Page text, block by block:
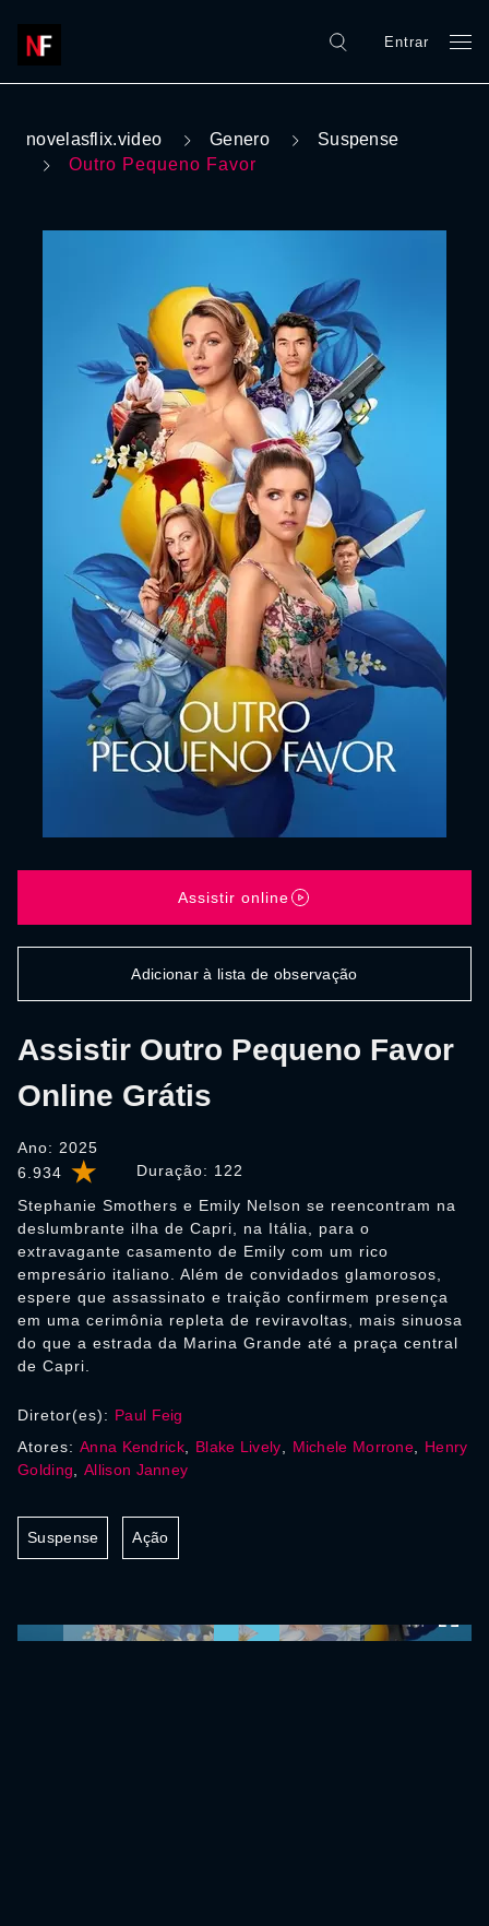
Entrar
novelasflix.video Genero
Suspense
Outro Pequeno Favor
6.934 Duração: 122
Assistir Outro Pequeno Favor
Online Grátis
Ano: 2025
Stephanie Smothers e Emily Nelson se reencontram na
deslumbrante ilha de Capri, na Itália, para o
extravagante casamento de Emily com um rico
empresário italiano. Além de convidados glamorosos,
espere que assassinato e traição confirmem presença
em uma cerimônia repleta de reviravoltas, mais sinuosa
do que a estrada da Marina Grande até a praça central
de Capri.
Assistir online
Adicionar à lista de observação
Diretor(es): Paul Feig
Atores: Anna Kendrick, Blake Lively Michele Morrone
Henry
Golding ,Allison Janney
Suspense Ação